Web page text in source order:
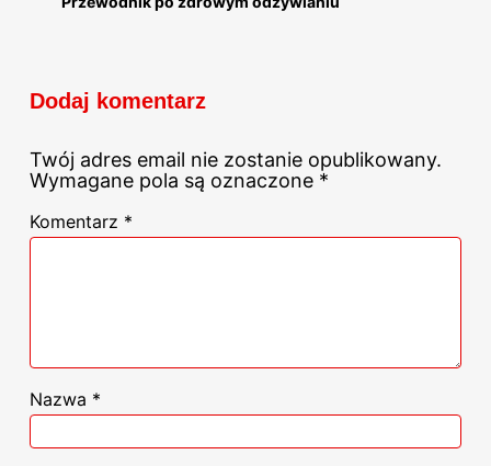
Dodaj komentarz
Twój adres email nie zostanie opublikowany.
Wymagane pola są oznaczone *
Komentarz *
Nazwa *